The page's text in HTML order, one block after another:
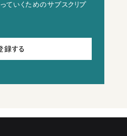
ていくためのサブスクリプ
録する